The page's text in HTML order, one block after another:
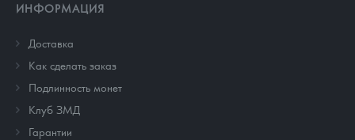
ИНФОРМАЦИЯ
Доставка
Как сделать заказ
Подлинность монет
Клуб ЗМД
Гарантии